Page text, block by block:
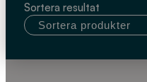
Sortera resultat